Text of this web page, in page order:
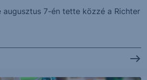
augusztus 7-én tette közzé a Richter